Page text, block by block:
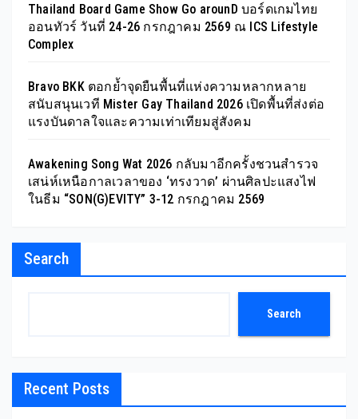
Thailand Board Game Show Go arounD บอร์ดเกมไทย
ออนทัวร์ วันที่ 24-26 กรกฎาคม 2569 ณ ICS Lifestyle
Complex
Bravo BKK ตอกย้ำจุดยืนพื้นที่แห่งความหลากหลาย
สนับสนุนเวที Mister Gay Thailand 2026 เปิดพื้นที่ส่งต่อ
แรงบันดาลใจและความเท่าเทียมสู่สังคม
Awakening Song Wat 2026 กลับมาอีกครั้งชวนสำรวจ
เสน่ห์เหนือกาลเวลาของ ‘ทรงวาด’ ผ่านศิลปะแสงไฟ
ในธีม “SON(G)EVITY” 3-12 กรกฎาคม 2569
Search
Search
Recent Posts